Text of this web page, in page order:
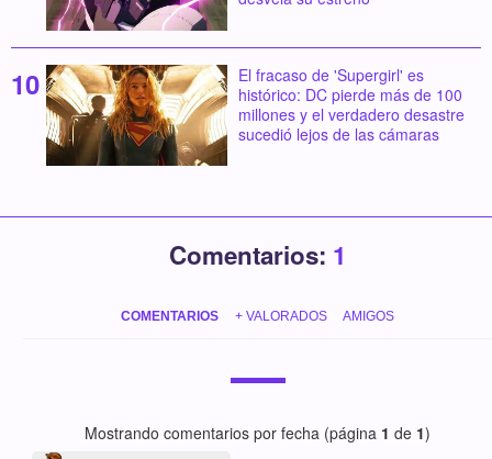
El fracaso de 'Supergirl' es
histórico: DC pierde más de 100
millones y el verdadero desastre
sucedió lejos de las cámaras
Comentarios: 1
COMENTARIOS + VALORADOS AMIGOS
Mostrando comentarios por fecha (página 1 de 1)